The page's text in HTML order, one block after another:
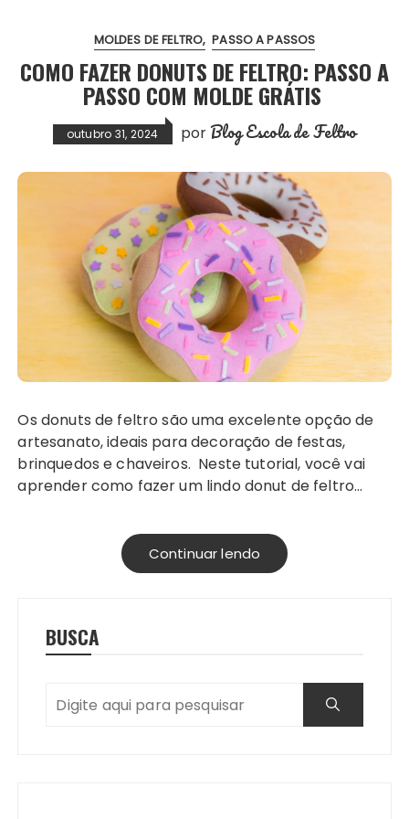
MOLDES DE FELTRO PASSO A PASSOS
COMO FAZER DONUTS DE FELTRO: PASSO A
PASSO COM MOLDE GRÁTIS
outubro 31, 2024 por Blog Escola de Feltro
Os donuts de feltro são uma excelente opção de
artesanato, ideais para decoração de festas,
brinquedos e chaveiros. Neste tutorial, você vai
aprender como fazer um lindo donut de feltro…
Continuar lendo
BUSCA